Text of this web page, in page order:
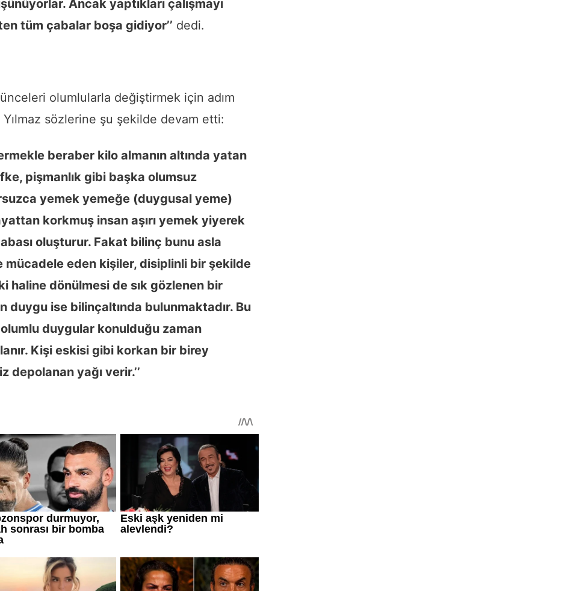
Ancak yaptıkları çalışmayı
tüm çabalar boşa gidiyor’’ dedi.
olumlularla değiştirmek için adım
sözlerine şu şekilde devam etti:
beraber kilo almanın altında yatan
pişmanlık gibi başka olumsuz
yemek yemeğe (duygusal yeme)
korkmuş insan aşırı yemek yiyerek
oluşturur. Fakat bilinç bunu asla
mücadele eden kişiler, disiplinli bir şekilde
haline dönülmesi de sık gözlenen bir
duygu ise bilinçaltında bulunmaktadır. Bu
duygular konulduğu zaman
Kişi eskisi gibi korkan bir birey
depolanan yağı verir.’’